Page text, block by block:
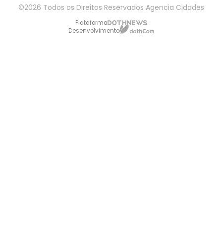
©2026 Todos os Direitos Reservados Agencia Cidades
Plataforma
Desenvolvimento